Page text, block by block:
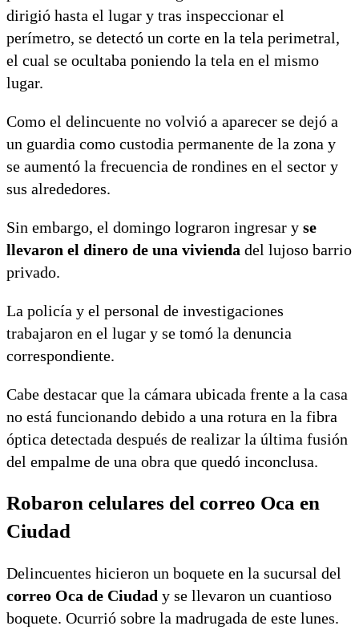
dirigió hasta el lugar y tras inspeccionar el
perímetro, se detectó un corte en la tela perimetral,
el cual se ocultaba poniendo la tela en el mismo
lugar.
Como el delincuente no volvió a aparecer se dejó a
un guardia como custodia permanente de la zona y
se aumentó la frecuencia de rondines en el sector y
sus alrededores.
Sin embargo, el domingo lograron ingresar y se
llevaron el dinero de una vivienda del lujoso barrio
privado.
La policía y el personal de investigaciones
trabajaron en el lugar y se tomó la denuncia
correspondiente.
Cabe destacar que la cámara ubicada frente a la casa
no está funcionando debido a una rotura en la fibra
óptica detectada después de realizar la última fusión
del empalme de una obra que quedó inconclusa.
Robaron celulares del correo Oca en
Ciudad
Delincuentes hicieron un boquete en la sucursal del
correo Oca de Ciudad y se llevaron un cuantioso
boquete. Ocurrió sobre la madrugada de este lunes.